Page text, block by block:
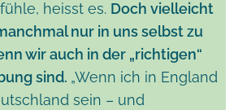
heisst es. Doch vielleicht
nur in uns selbst zu
wir auch in der „richtigen“
sind. „Wenn ich in England
sein – und